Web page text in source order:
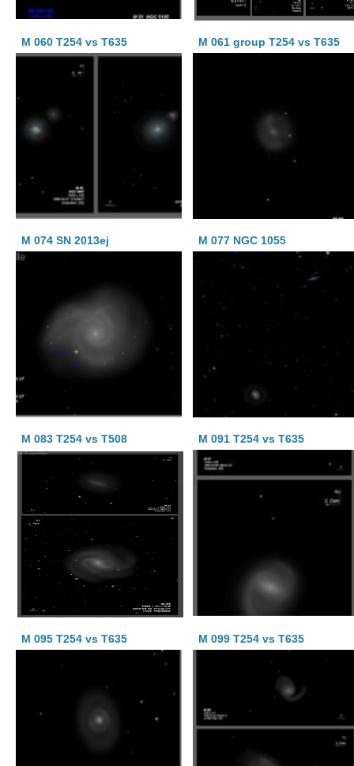
M 060 T254 vs T635 M 061 group T254 vs T635
M 074 SN 2013ej M 077 NGC 1055
M 083 T254 vs T508 M 091 T254 vs T635
M 095 T254 vs T635 M 099 T254 vs T635